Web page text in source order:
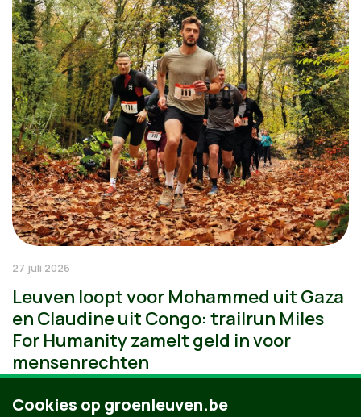
27 juli 2026
Leuven loopt voor Mohammed uit Gaza
en Claudine uit Congo: trailrun Miles
For Humanity zamelt geld in voor
mensenrechten
Cookies op groenleuven.be